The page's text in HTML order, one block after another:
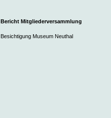
Bericht Mitgliederversammlung
Besichtigung Museum Neuthal